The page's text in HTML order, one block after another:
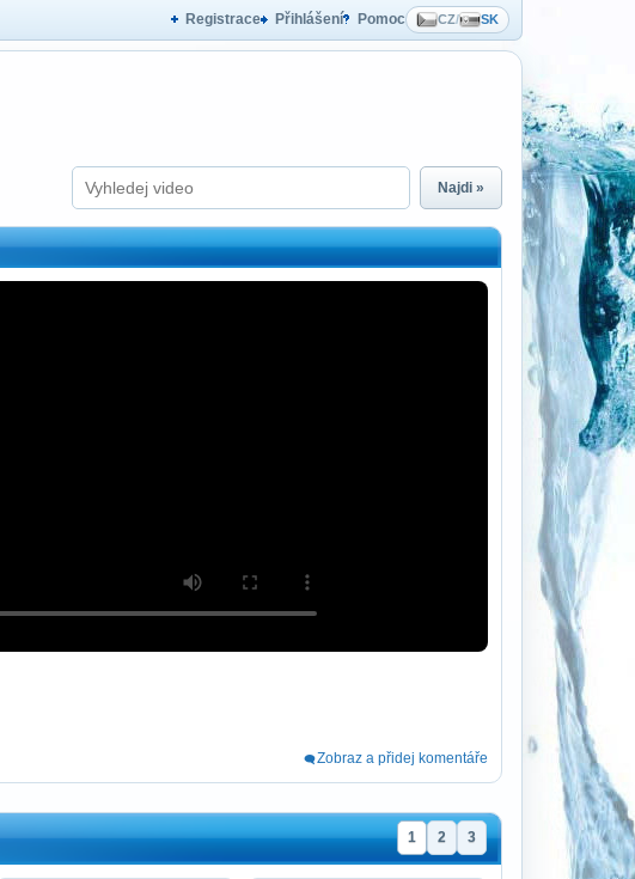
Registrace Přihlášení Pomoc CZ/ SK
Najdi »
Zobraz a přidej komentáře
1 2 3